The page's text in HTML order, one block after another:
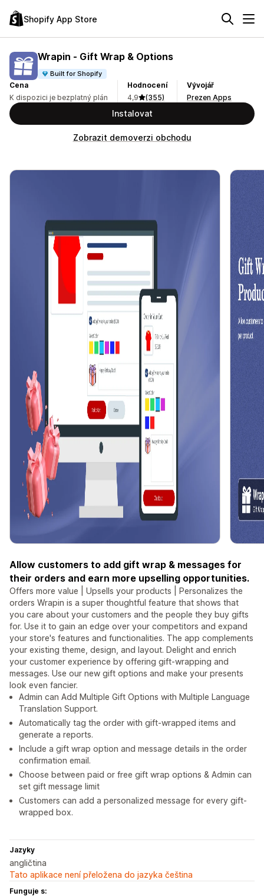
Shopify App Store
Wrapin ‑ Gift Wrap & Options
Built for Shopify
Cena
K dispozici je bezplatný plán
Hodnocení
4,9
(355)
Vývojář
Prezen Apps
Instalovat
Zobrazit demoverzi obchodu
Allow customers to add gift wrap & messages for
their orders and earn more upselling opportunities.
Offers more value | Upsells your products | Personalizes the
orders Wrapin is a super thoughtful feature that shows that
you care about your customers and the people they buy gifts
for. Use it to gain an edge over your competitors and expand
your store's features and functionalities. The app complements
your existing theme, design, and layout. Delight and enrich
your customer experience by offering gift-wrapping and
messages. Use our new gift options and make your presents
look even fancier.
Admin can Add Multiple Gift Options with Multiple Language
Translation Support.
Automatically tag the order with gift-wrapped items and
generate a reports.
Include a gift wrap option and message details in the order
confirmation email.
Choose between paid or free gift wrap options & Admin can
set gift message limit
Customers can add a personalized message for every gift-
wrapped box.
Jazyky
angličtina
Tato aplikace není přeložena do jazyka čeština
Funguje s: